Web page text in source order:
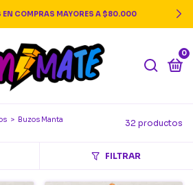
EN COMPRAS MAYORES A $80.000
0
> Buzos Manta 32 productos
FILTRAR